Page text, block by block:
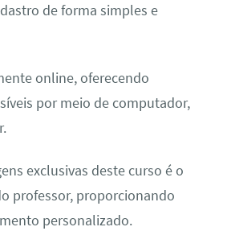
de forma simples e
online, oferecendo
por meio de computador,
exclusivas deste curso é o
professor, proporcionando
personalizado.